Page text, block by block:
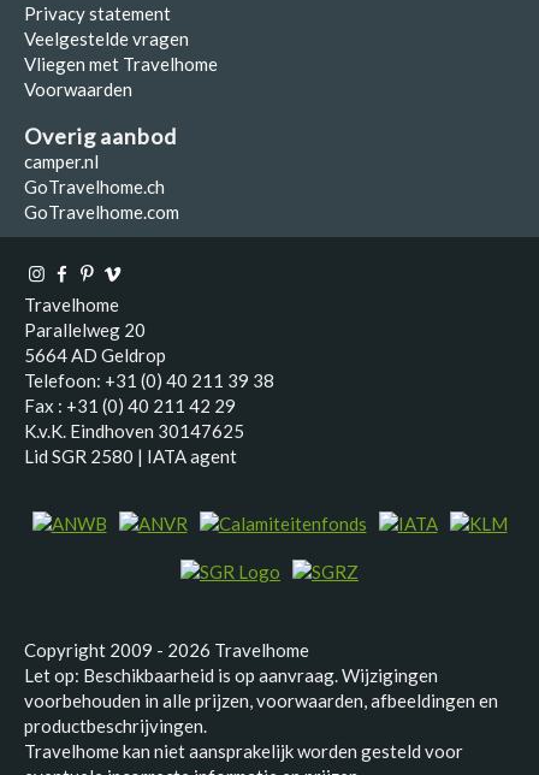
Privacy statement
Veelgestelde vragen
Vliegen met Travelhome
Voorwaarden
Overig aanbod
camper.nl
GoTravelhome.ch
GoTravelhome.com
Travelhome
Parallelweg 20
5664 AD Geldrop
Telefoon: +31 (0) 40 211 39 38
Fax : +31 (0) 40 211 42 29
K.v.K. Eindhoven 30147625
Lid SGR 2580 | IATA agent
Copyright 2009 - 2026 Travelhome
Let op: Beschikbaarheid is op aanvraag. Wijzigingen
voorbehouden in alle prijzen, voorwaarden, afbeeldingen en
productbeschrijvingen.
Travelhome kan niet aansprakelijk worden gesteld voor